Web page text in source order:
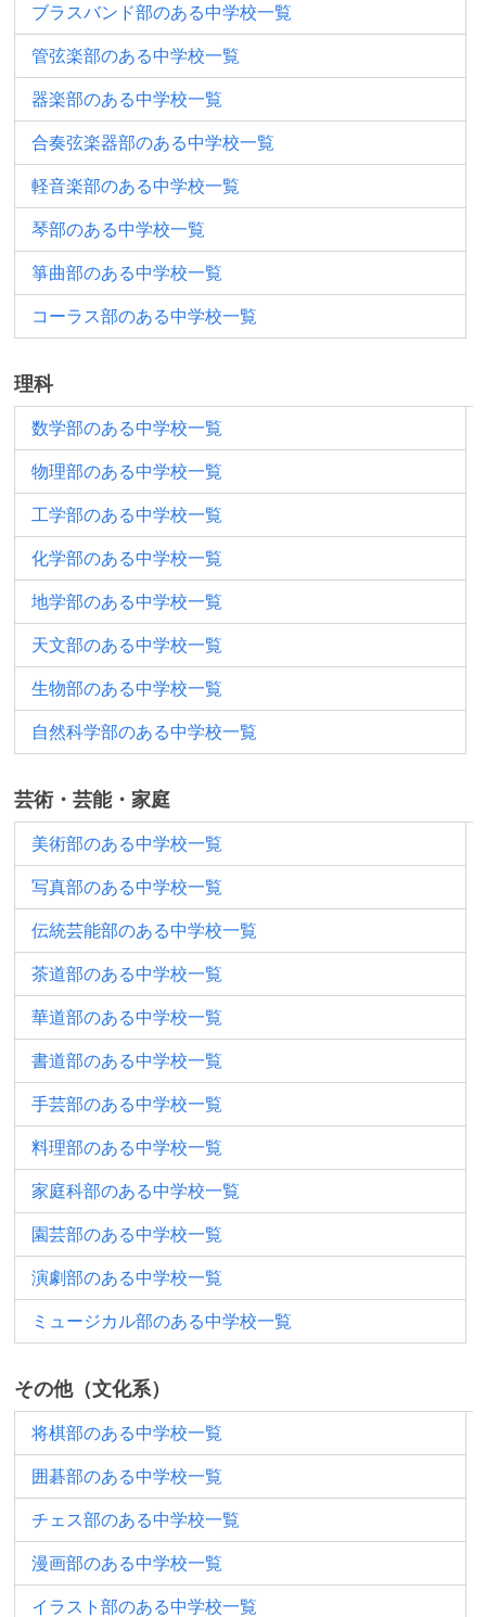
ブラスバンド部のある中学校一覧
管弦楽部のある中学校一覧
器楽部のある中学校一覧
合奏弦楽器部のある中学校一覧
軽音楽部のある中学校一覧
琴部のある中学校一覧
箏曲部のある中学校一覧
コーラス部のある中学校一覧
理科
数学部のある中学校一覧
物理部のある中学校一覧
工学部のある中学校一覧
化学部のある中学校一覧
地学部のある中学校一覧
天文部のある中学校一覧
生物部のある中学校一覧
自然科学部のある中学校一覧
芸術・芸能・家庭
美術部のある中学校一覧
写真部のある中学校一覧
伝統芸能部のある中学校一覧
茶道部のある中学校一覧
華道部のある中学校一覧
書道部のある中学校一覧
手芸部のある中学校一覧
料理部のある中学校一覧
家庭科部のある中学校一覧
園芸部のある中学校一覧
演劇部のある中学校一覧
ミュージカル部のある中学校一覧
その他（文化系）
将棋部のある中学校一覧
囲碁部のある中学校一覧
チェス部のある中学校一覧
漫画部のある中学校一覧
イラスト部のある中学校一覧